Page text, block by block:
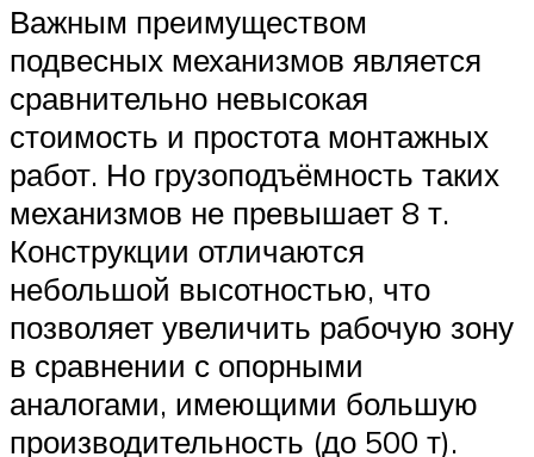
Важным преимуществом
подвесных механизмов является
сравнительно невысокая
стоимость и простота монтажных
работ. Но грузоподъёмность таких
механизмов не превышает 8 т.
Конструкции отличаются
небольшой высотностью, что
позволяет увеличить рабочую зону
в сравнении с опорными
аналогами, имеющими большую
производительность (до 500 т).